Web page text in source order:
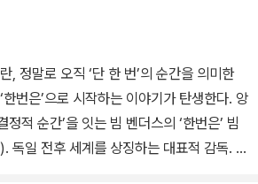
사진들은 다양한 방식으로 지면에 배치되
로 칸영화제 그랑프리를 수상하고, 「베를린
시 칸영화제 감독상을 수상하며 전 세계에 그
시켰다. 평생 놓지 않았던 음악적 관심에 몰
타 소셜 클럽」(1999) 역시 빔 벤더스란 이
미한
적 순간’을 잇는 빔 벤더스의 ‘한번은’ 빔
일 전후 세계를 상징하는 대표적 감독. 영